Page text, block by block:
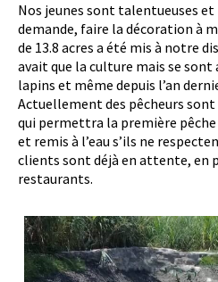
Nos jeunes sont talentueuses
demande, faire la décoration à
de 13.8 acres a été mis à notre
avait que la culture mais se
lapins et même depuis l’an
Actuellement des pêcheurs
qui permettra la première
et remis à l’eau s’ils ne
clients sont déjà en attente, en
restaurants.